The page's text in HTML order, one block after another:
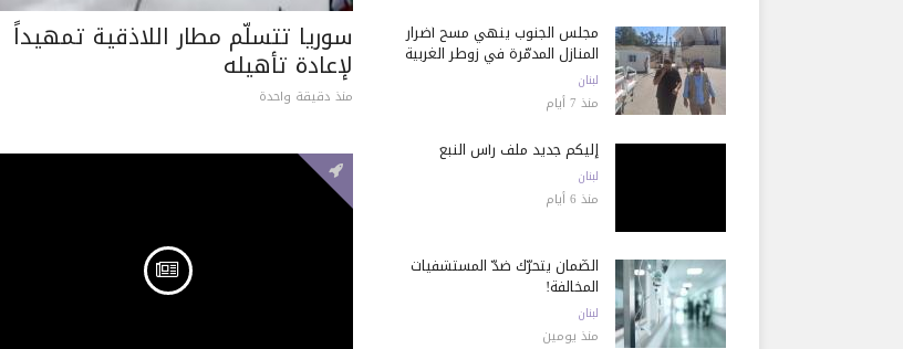
سوريا تتسلّم مطار اللاذقية تمهيداً
لإعادة تأهيله
منذ دقيقة واحدة
مجلس الجنوب ينهي مسح أضرار
المنازل المدمّرة في زوطر الغربية
لبنان
منذ 7 أيام
إليكم جديد ملف رأس النبع
لبنان
منذ 6 أيام
الضّمان يتحرّك ضدّ المستشفيات
المخالفة!
لبنان
منذ يومين